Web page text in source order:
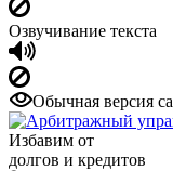
Озвучивание текста
Обычная версия
Избавим от
долгов и кредитов